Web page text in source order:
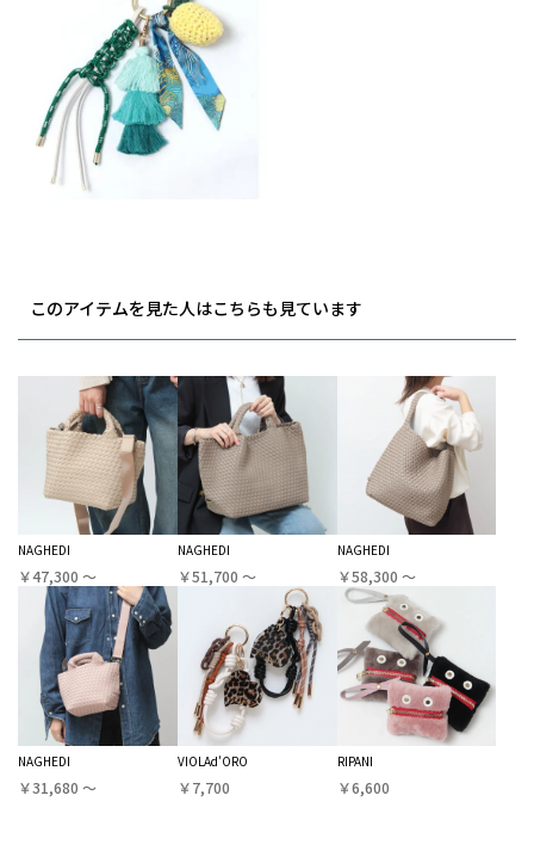
このアイテムを見た人はこちらも見ています
NAGHEDI
￥47,300 〜
NAGHEDI
￥51,700 〜
NAGHEDI
￥58,300 〜
NAGHEDI
￥31,680 〜
VIOLAd'ORO
￥7,700
RIPANI
￥6,600